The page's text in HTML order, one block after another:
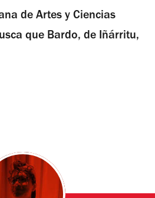
de Artes y Ciencias
que Bardo, de Iñárritu,